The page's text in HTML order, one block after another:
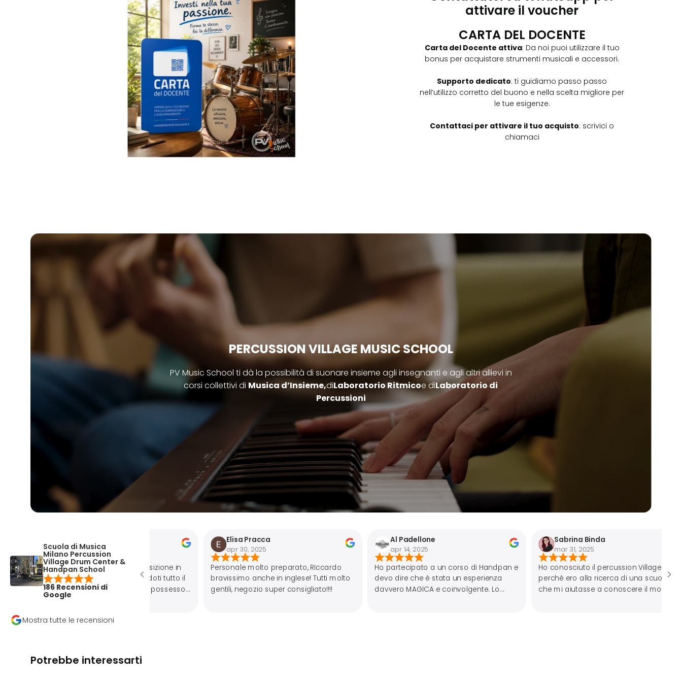
attivare il voucher
CARTA DEL DOCENTE
Carta del Docente attiva: Da noi puoi utilizzare il tuo
bonus per acquistare strumenti musicali e accessori.
Supporto dedicato: ti guidiamo passo passo
nell’utilizzo corretto del buono e nella scelta migliore per
le tue esigenze.
Contattaci per attivare il tuo acquisto: scrivici o
chiamaci
PERCUSSION VILLAGE MUSIC SCHOOL
PV Music School ti dà la possibilità di suonare insieme agli insegnanti e agli altri allievi in
corsi collettivi di Musica d’Insieme,diLaboratorio Ritmicoe diLaboratorio di
Percussioni
Scuola di Musica
Milano Percussion
Village Drum Center &
Handpan School
186 Recensioni di
Google
Elisa Pracca
apr 30, 2025
Personale molto preparato, RIccardo
bravissimo anche in inglese! Tutti molto
gentili, negozio super consigliato!!!!
Al Padellone
apr 14, 2025
Ho partecipato a un corso di Handpan e
devo dire che è stata un esperienza
davvero MAGICA e coinvolgente. Lo
Sabrina Binda
mar 31, 2025
Ho conosciuto il percussion Village
perché ero alla ricerca di una scuola
che mi aiutasse a conoscere il mondo
Mostra tutte le recensioni
Potrebbe interessarti